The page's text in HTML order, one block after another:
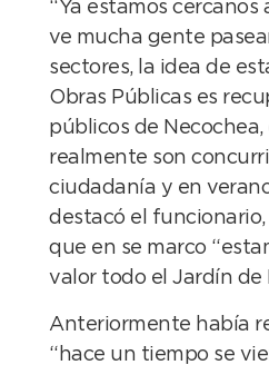
“Ya estamos cercanos
ve mucha gente
sectores, la idea de
Obras Públicas es
públicos de Necochea,
realmente son
ciudadanía y en
destacó el
que en se marco
valor todo el Jardín de
Anteriormente había
“hace un tiempo se